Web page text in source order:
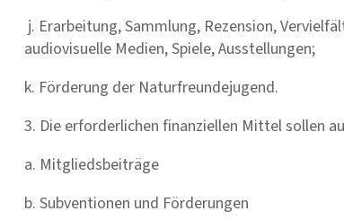
j. Erarbeitung, Sammlung, Rezension,
audiovisuelle Medien, Spiele, Ausstellungen;
k. Förderung der Naturfreundejugend.
3. Die erforderlichen finanziellen Mittel sollen
a. Mitgliedsbeiträge
b. Subventionen und Förderungen